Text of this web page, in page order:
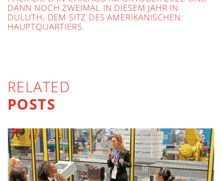
DANN NOCH ZWEIMAL IN DIESEM JAHR IN
DULUTH, DEM SITZ DES AMERIKANISCHEN
HAUPTQUARTIERS.
RELATED
POSTS